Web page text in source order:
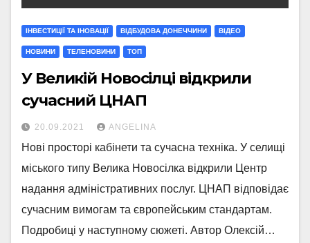
ІНВЕСТИЦІЇ ТА ІНОВАЦІЇ ВІДБУДОВА ДОНЕЧЧИНИ ВІДЕО
НОВИНИ ТЕЛЕНОВИНИ ТОП
У Великій Новосілці відкрили
сучасний ЦНАП
20.09.2021 ANGELINA
Нові просторі кабінети та сучасна техніка. У селищі
міського типу Велика Новосілка відкрили Центр
надання адміністративних послуг. ЦНАП відповідає
сучасним вимогам та європейським стандартам.
Подробиці у наступному сюжеті. Автор Олексій…